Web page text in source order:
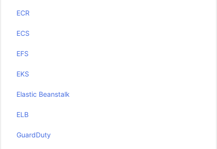
ECR
ECS
EFS
EKS
Elastic Beanstalk
ELB
GuardDuty